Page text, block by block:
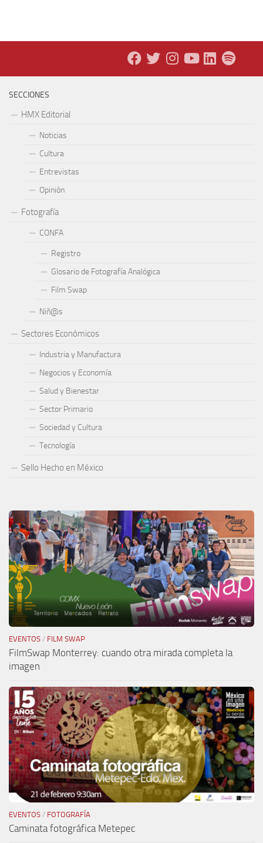
SECCIONES
HMX Editorial
Noticias
Cultura
Entrevistas
Opinión
Fotografía
CONFA
Registro
Glosario de Fotografía Analógica
Film Swap
Niñ@s
Sectores Económicos
Industria y Manufactura
Negocios y Economía
Salud y Bienestar
Sector Primario
Sociedad y Cultura
Tecnología
Sello Hecho en México
EVENTOS / FILM SWAP
FilmSwap Monterrey: cuando otra mirada completa la
imagen
EVENTOS / FOTOGRAFÍA
Caminata fotográfica Metepec